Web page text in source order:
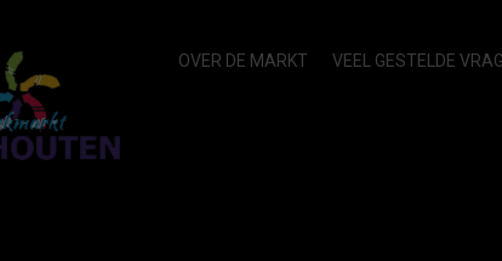
OVER DE MARKT VEEL GESTELDE